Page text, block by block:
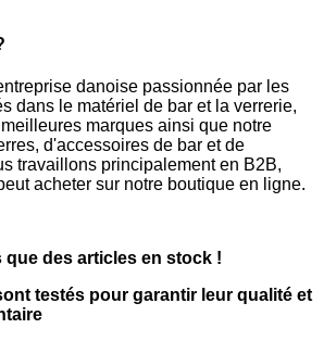
danoise passionnée par les
dans le matériel de bar et la verrerie,
marques ainsi que notre
d'accessoires de bar et de
travaillons principalement en B2B,
acheter sur notre boutique en ligne.
des articles en stock !
testés pour garantir leur qualité et